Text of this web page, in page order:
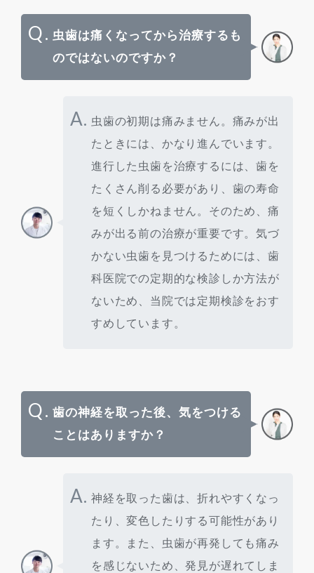
Q. 虫歯は痛くなってから治療するも
のではないのですか？
A. 虫歯の初期は痛みません。痛みが出
たときには、かなり進んでいます。
進行した虫歯を治療するには、歯を
たくさん削る必要があり、歯の寿命
を短くしかねません。そのため、痛
みが出る前の治療が重要です。気づ
かない虫歯を見つけるためには、歯
科医院での定期的な検診しか方法が
ないため、当院では定期検診をおす
すめしています。
Q. 歯の神経を取った後、気をつける
ことはありますか？
A. 神経を取った歯は、折れやすくなっ
たり、変色したりする可能性があり
ます。また、虫歯が再発しても痛み
を感じないため、発見が遅れてしま